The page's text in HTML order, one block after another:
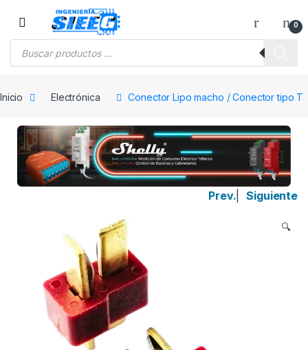
Saltar a la navegación
Saltar al contenido
0
Inicio Electrónica Conector Lipo macho / Conector tipo T
Prev. Siguiente
🔍